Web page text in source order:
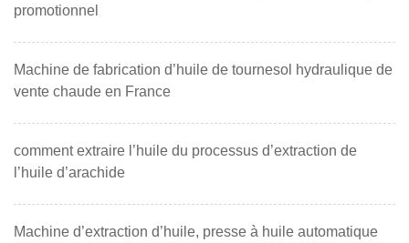
promotionnel
Machine de fabrication d’huile de tournesol hydraulique de
vente chaude en France
comment extraire l’huile du processus d’extraction de
l’huile d’arachide
Machine d’extraction d’huile, presse à huile automatique